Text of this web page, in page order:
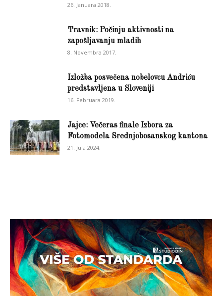
26. Januara 2018.
Travnik: Počinju aktivnosti na
zapošljavanju mladih
8. Novembra 2017.
Izložba posvečena nobelovcu Andriću
predstavljena u Sloveniji
16. Februara 2019.
Jajce: Večeras finale Izbora za
Fotomodela Srednjobosanskog kantona
21. Jula 2024.